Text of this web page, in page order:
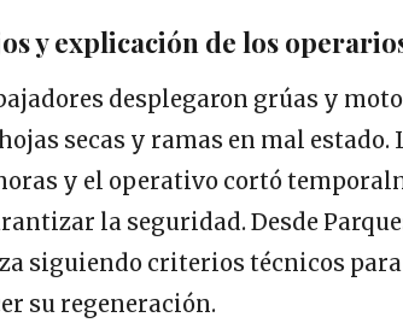
y explicación de los
desplegaron grúas y
secas y ramas en mal
y el operativo cortó
la seguridad. Desde
siguiendo criterios técnicos
su regeneración.